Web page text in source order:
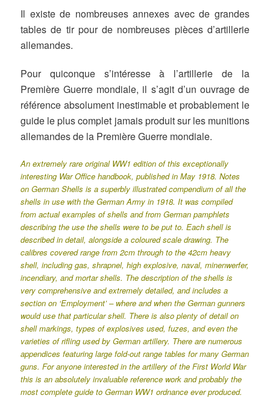
Il existe de nombreuses annexes avec de grandes
tables de tir pour de nombreuses pièces d’artillerie
allemandes.
Pour quiconque s’intéresse à l’artillerie de la
Première Guerre mondiale, il s’agit d’un ouvrage de
référence absolument inestimable et probablement le
guide le plus complet jamais produit sur les munitions
allemandes de la Première Guerre mondiale.
An extremely rare original WW1 edition of this exceptionally
interesting War Office handbook, published in May 1918. Notes
on German Shells is a superbly illustrated compendium of all the
shells in use with the German Army in 1918. It was compiled
from actual examples of shells and from German pamphlets
describing the use the shells were to be put to. Each shell is
described in detail, alongside a coloured scale drawing. The
calibres covered range from 2cm through to the 42cm heavy
shell, including gas, shrapnel, high explosive, naval, minenwerfer,
incendiary, and mortar shells. The description of the shells is
very comprehensive and extremely detailed, and includes a
section on ‘Employment’ – where and when the German gunners
would use that particular shell. There is also plenty of detail on
shell markings, types of explosives used, fuzes, and even the
varieties of rifling used by German artillery. There are numerous
appendices featuring large fold-out range tables for many German
guns. For anyone interested in the artillery of the First World War
this is an absolutely invaluable reference work and probably the
most complete guide to German WW1 ordnance ever produced.